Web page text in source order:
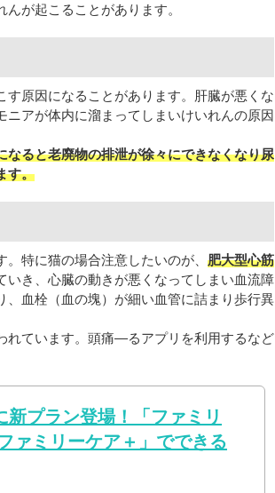
が起こることがあります。
原因になることがあります。肝臓が悪くな
アが体内に溜まってしまいけいれんの原因
なると老廃物の排泄が徐々にできなくなり尿
す。
特に猫の場合注意したいのが、 肥大型心筋
き、心臓の動きが悪くなってしまい血流障
血栓（血の塊）が細い血管に詰まり歩行異
れています。頭痛―るアプリを利用するなど
新プラン登場！「ファミリ
ァミリーケア＋」でできる